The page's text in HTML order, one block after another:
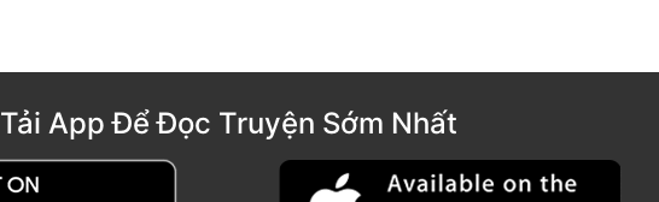
Tải App Để Đọc Truyện Sớm Nhất